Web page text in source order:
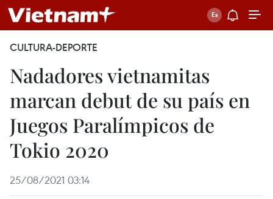
CULTURA-DEPORTE
Nadadores vietnamitas
marcan debut de su país en
Juegos Paralímpicos de
Tokio 2020
25/08/2021 03:14